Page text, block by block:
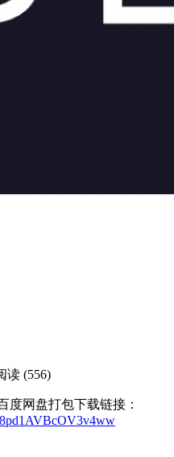
读 (556)
度网盘打包下载链接：